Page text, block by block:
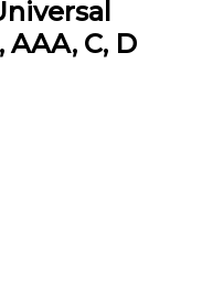
C, D